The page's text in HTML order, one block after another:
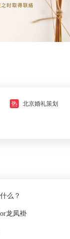
热 北京婚礼策划
么？
龙凤褂